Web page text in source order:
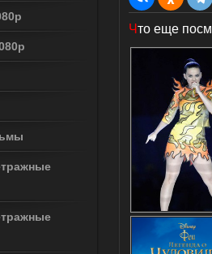
Что еще